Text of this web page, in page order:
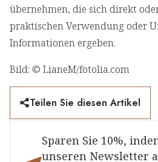
übernehmen, die sich direkt
praktischen Verwendung oder
Informationen ergeben.
Bild: © LianeM/fotolia.com
Teilen Sie diesen Artikel
Sparen Sie 10%,
unseren Newsletter